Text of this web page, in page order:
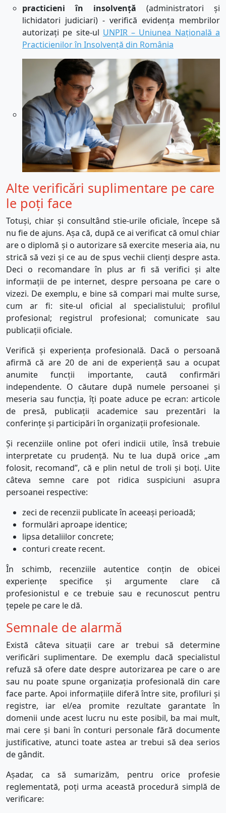
practicieni în insolvență (administratori și
lichidatori judiciari) - verifică evidența membrilor
autorizați pe site-ul UNPIR – Uniunea Națională a
Practicienilor în Insolvență din România
Alte verificări suplimentare pe care
le poți face
Totuși, chiar și consultând stie-urile oficiale, începe să
nu fie de ajuns. Așa că, după ce ai verificat că omul chiar
are o diplomă și o autorizare să exercite meseria aia, nu
strică să vezi și ce au de spus vechii clienți despre asta.
Deci o recomandare în plus ar fi să verifici și alte
informații de pe internet, despre persoana pe care o
vizezi. De exemplu, e bine să compari mai multe surse,
cum ar fi: site-ul oficial al specialistului; profilul
profesional; registrul profesional; comunicate sau
publicații oficiale.
Verifică și experiența profesională. Dacă o persoană
afirmă că are 20 de ani de experiență sau a ocupat
anumite funcții importante, caută confirmări
independente. O căutare după numele persoanei și
meseria sau funcția, îți poate aduce pe ecran: articole
de presă, publicații academice sau prezentări la
conferințe și participări în organizații profesionale.
Și recenziile online pot oferi indicii utile, însă trebuie
interpretate cu prudență. Nu te lua după orice „am
folosit, recomand”, că e plin netul de troli și boți. Uite
câteva semne care pot ridica suspiciuni asupra
persoanei respective:
zeci de recenzii publicate în aceeași perioadă;
formulări aproape identice;
lipsa detaliilor concrete;
conturi create recent.
În schimb, recenziile autentice conțin de obicei
experiențe specifice și argumente clare că
profesionistul e ce trebuie sau e recunoscut pentru
țepele pe care le dă.
Semnale de alarmă
Există câteva situații care ar trebui să determine
verificări suplimentare. De exemplu dacă specialistul
refuză să ofere date despre autorizarea pe care o are
sau nu poate spune organizația profesională din care
face parte. Apoi informațiile diferă între site, profiluri și
registre, iar el/ea promite rezultate garantate în
domenii unde acest lucru nu este posibil, ba mai mult,
mai cere și bani în conturi personale fără documente
justificative, atunci toate astea ar trebui să dea serios
de gândit.
Așadar, ca să sumarizăm, pentru orice profesie
reglementată, poți urma această procedură simplă de
verificare: